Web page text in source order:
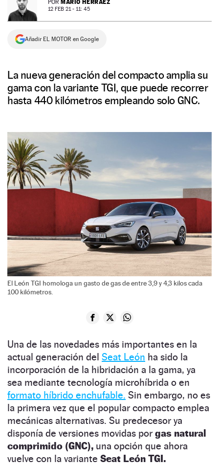
NEWSLETTER
SÍGUENOS
POR MARIO HERRÁEZ
12 FEB 21 - 11: 45
Añadir EL MOTOR en Google
La nueva generación del compacto amplia su
gama con la variante TGI, que puede recorrer
hasta 440 kilómetros empleando solo GNC.
El León TGI homologa un gasto de gas de entre 3,9 y 4,3 kilos cada
100 kilómetros.
Una de las novedades más importantes en la
actual generación del Seat León ha sido la
incorporación de la hibridación a la gama, ya
sea mediante tecnología microhíbrida o en
formato híbrido enchufable. Sin embargo, no es
la primera vez que el popular compacto emplea
mecánicas alternativas. Su predecesor ya
disponía de versiones movidas por gas natural
comprimido (GNC), una opción que ahora
vuelve con la variante Seat León TGI.